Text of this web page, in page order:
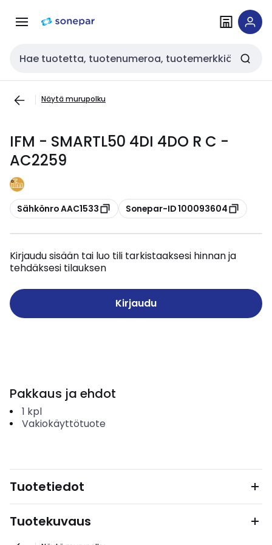
navigointiinsisältöön
Haku
Näytä murupolku
IFM - SMARTL50 4DI 4DO R C -
AC2259
Kopioi
Sähkönro AAC1533 Kopioi
Sonepar-ID 100093604
Kirjaudu sisään tai luo tili tarkistaaksesi hinnan ja
tehdäksesi tilauksen
Kirjaudu
Pakkaus ja ehdot
1 kpl
Vakiokäyttötuote
Tuotetiedot
Tuotekuvaus